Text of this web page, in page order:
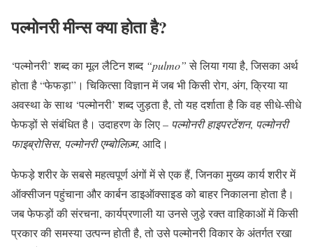
पल्मोनरी मीन्स क्या होता है?
‘पल्मोनरी’ शब्द का मूल लैटिन शब्द “pulmo”से लिया गया है, जिसका अर्थ
होता है “फेफड़ा”। चिकित्सा विज्ञान में जब भी किसी रोग, अंग, क्रिया या
अवस्था के साथ ‘पल्मोनरी’ शब्द जुड़ता है, तो यह दर्शाता है कि वह सीधे-सीधे
फेफड़ों से संबंधित है। उदाहरण के लिए – पल्मोनरी हाइपरटेंशन, पल्मोनरी
फाइब्रोसिस, पल्मोनरी एम्बोलिज़्म, आदि।
फेफड़े शरीर के सबसे महत्वपूर्ण अंगों में से एक हैं, जिनका मुख्य कार्य शरीर में
ऑक्सीजन पहुंचाना और कार्बन डाइऑक्साइड को बाहर निकालना होता है।
जब फेफड़ों की संरचना, कार्यप्रणाली या उनसे जुड़े रक्त वाहिकाओं में किसी
प्रकार की समस्या उत्पन्न होती है, तो उसे पल्मोनरी विकार के अंतर्गत रखा